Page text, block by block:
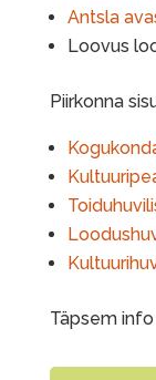
Antsla
Loovus
Piirkonna
Täpsem info